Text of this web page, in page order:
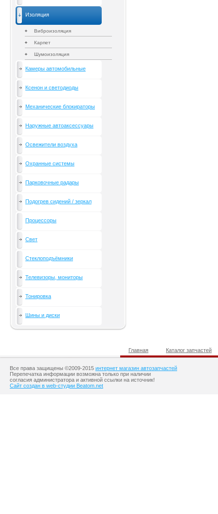
Изоляция
Виброизоляция
Карпет
Шумоизоляция
Камеры автомобильные
Ксенон и светодиоды
Механические блокираторы
Наружные автоаксессуары
Освежители воздуха
Охранные системы
Парковочные радары
Подогрев сидений / зеркал
Процессоры
Свет
Стеклоподъёмники
Телевизоры, мониторы
Тонировка
Шины и диски
Главная Каталог запчастей
Все права защищены ©2009-2015 интернет магазин автозапчастей
Перепечатка информации возможна только при наличии
согласия администратора и активной ссылки на источник!
Сайт создан в web-студии Beatom.net